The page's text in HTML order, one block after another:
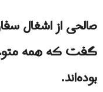
صالحی از اشغال
گفت که همه
بوده‌اند.